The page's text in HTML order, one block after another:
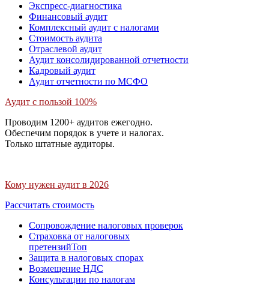
Экспресс-диагностика
Финансовый аудит
Комплексный аудит с налогами
Стоимость аудита
Отраслевой аудит
Аудит консолидированной отчетности
Кадровый аудит
Аудит отчетности по МСФО
Аудит с пользой 100%
Проводим 1200+ аудитов ежегодно.
Обеспечим порядок в учете и налогах.
Только штатные аудиторы.
Кому нужен аудит в 2026
Рассчитать стоимость
Сопровождение налоговых проверок
Страховка от налоговых
претензийТоп
Защита в налоговых спорах
Возмещение НДС
Консультации по налогам